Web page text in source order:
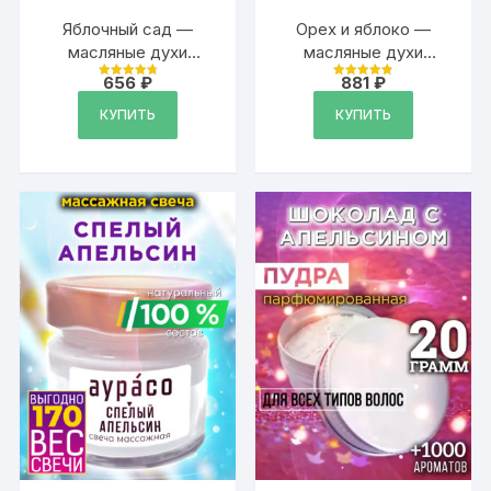
Яблочный сад —
масляные духи
флакон роллер
Оценка
из 5
656₽
КУПИТЬ
Орех и яблоко —
масляные духи
Аурасо
Оценка
из 5
881 ₽
КУПИТЬ